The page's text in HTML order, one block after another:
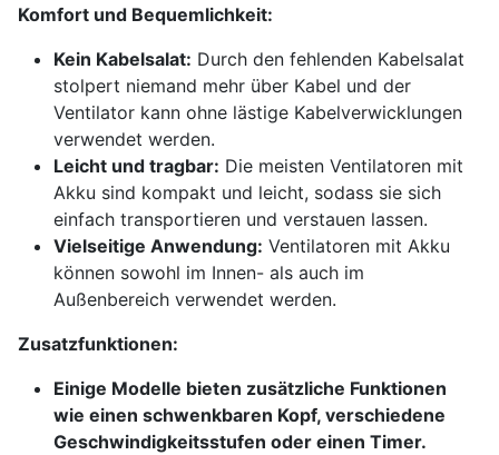
Komfort und Bequemlichkeit:
Kein Kabelsalat: Durch den fehlenden Kabelsalat
stolpert niemand mehr über Kabel und der
Ventilator kann ohne lästige Kabelverwicklungen
verwendet werden.
Leicht und tragbar: Die meisten Ventilatoren mit
Akku sind kompakt und leicht, sodass sie sich
einfach transportieren und verstauen lassen.
Vielseitige Anwendung: Ventilatoren mit Akku
können sowohl im Innen- als auch im
Außenbereich verwendet werden.
Zusatzfunktionen:
Einige Modelle bieten zusätzliche Funktionen
wie einen schwenkbaren Kopf, verschiedene
Geschwindigkeitsstufen oder einen Timer.